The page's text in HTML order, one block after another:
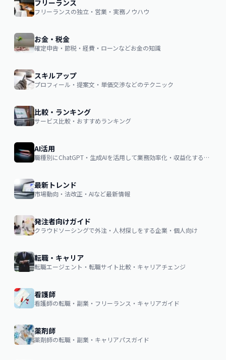
フリーランス
フリーランスの独立・営業・実務ノウハウ
お金・税金
確定申告・節税・経費・ローンなどお金の知識
スキルアップ
プロフィール・提案文・単価交渉などのテクニック
比較・ランキング
サービス比較・おすすめランキング
AI活用
職種別にChatGPT・生成AIを活用して業務効率化・収益化するノウハウ
最新トレンド
市場動向・法改正・AIなど最新情報
発注者向けガイド
クラウドソーシングで外注・人材探しをする企業・個人向け
転職・キャリア
転職エージェント・転職サイト比較・キャリアチェンジ
看護師
看護師の転職・副業・フリーランス・キャリアガイド
薬剤師
薬剤師の転職・副業・キャリアパスガイド